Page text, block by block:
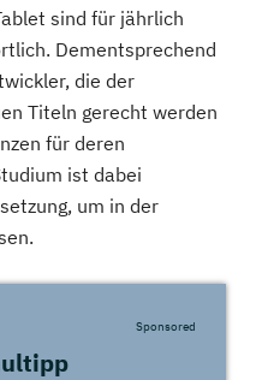
sind für jährlich
Dementsprechend
die der
Titeln gerecht werden
für deren
ist dabei
um in der
Sponsored